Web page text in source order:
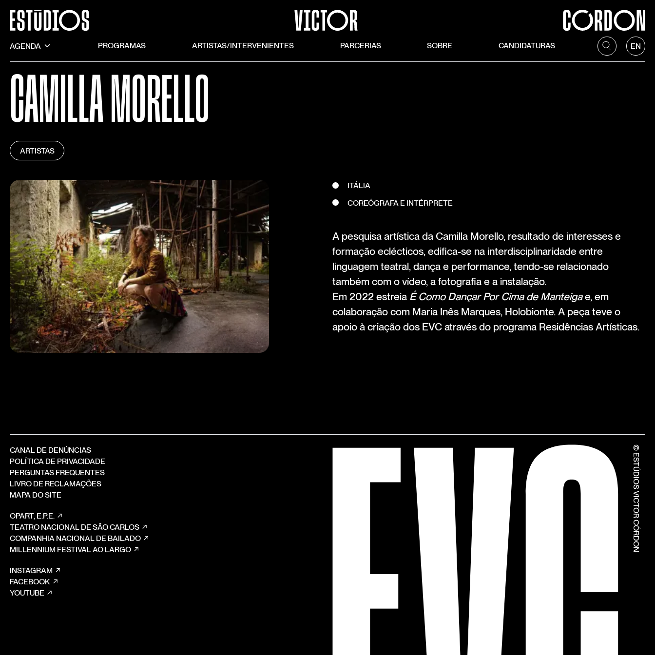
AGENDA PROGRAMAS ARTISTAS/INTERVENIENTES PARCERIAS SOBRE CANDIDATURAS EN
CAMILLA MORELLO
ARTISTAS
ITÁLIA
COREÓGRAFA E INTÉRPRETE
A pesquisa artística da Camilla Morello, resultado de interesses e
formação eclécticos, edifica-se na interdisciplinaridade entre
linguagem teatral, dança e performance, tendo-se relacionado
também com o vídeo, a fotografia e a instalação.
Em 2022 estreia É Como Dançar Por Cima de Manteigae, em
colaboração com Maria Inês Marques, Holobionte. A peça teve o
apoio à criação dos EVC através do programa Residências Artísticas.
CANAL DE DENÚNCIAS
POLÍTICA DE PRIVACIDADE
PERGUNTAS FREQUENTES
LIVRO DE RECLAMAÇÕES
MAPA DO SITE
OPART, E.P.E.
TEATRO NACIONAL DE SÃO CARLOS
COMPANHIA NACIONAL DE BAILADO
MILLENNIUM FESTIVAL AO LARGO
INSTAGRAM
FACEBOOK
YOUTUBE
© ESTÚDIOS VICTOR CÓRDON